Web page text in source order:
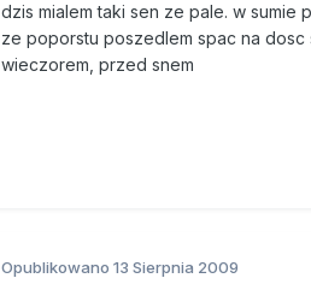
dzis mialem taki sen ze pale. w
ze poporstu poszedlem spac na dosc
wieczorem, przed snem
Opublikowano 13 Sierpnia 2009